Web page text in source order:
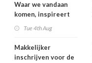
Waar we vandaan
komen, inspireert
Tue 4th Aug
Makkelijker
inschrijven voor de